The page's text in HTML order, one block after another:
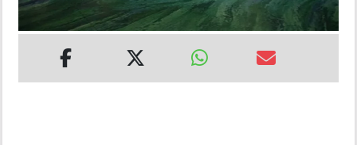
INSÓLITAS
MULTIMEDIA